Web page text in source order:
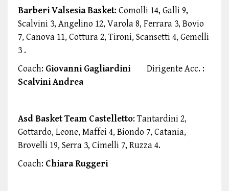
Barberi Valsesia Basket: Comolli 14, Galli 9,
Scalvini 3, Angelino 12, Varola 8, Ferrara 3, Bovio
7, Canova 11, Cottura 2, Tironi, Scansetti 4, Gemelli
3 .
Coach: Giovanni Gagliardini Dirigente Acc. :
Scalvini Andrea
Asd Basket Team Castelletto: Tantardini 2,
Gottardo, Leone, Maffei 4, Biondo 7, Catania,
Brovelli 19, Serra 3, Cimelli 7, Ruzza 4.
Coach: Chiara Ruggeri